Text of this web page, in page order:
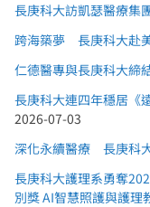
長庚科大訪凱瑟醫療集
跨海築夢 長庚科大赴
仁德醫專與長庚科大
長庚科大連四年穩居《
2026-07-03
深化永續醫療 長庚科
長庚科大護理系勇奪
別獎 AI智慧照護與護理